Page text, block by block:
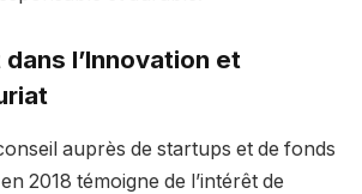
l’Innovation et
auprès de startups et de fonds
2018 témoigne de l’intérêt de